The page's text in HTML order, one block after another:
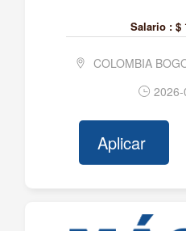
ASEGURART LTDA
ASEGURATE MEJOR
ASESORES
ASIC S.A.S.
ASIGNAR S.A.S.
ASOCIACION HACIA UN
Salario : $
COLOMBIA
Aplicar